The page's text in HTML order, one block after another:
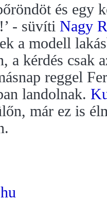
és egy
- süvíti Nagy
a modell
a kérdés csak
reggel
landolnak.
már ez is